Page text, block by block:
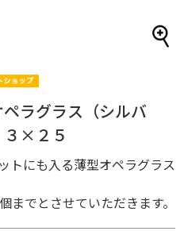
ペラグラス（シルバ
×２５
トにも入る薄型オペラグラス
でとさせていただきます。